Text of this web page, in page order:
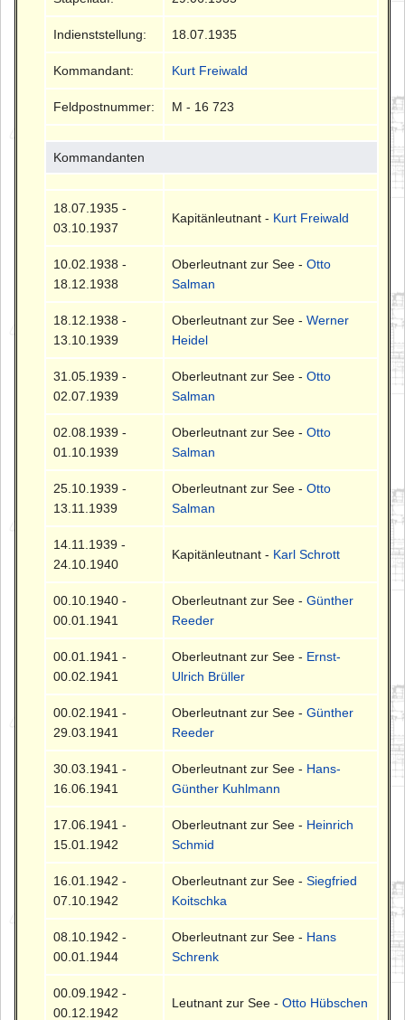
Indienststellung: 18.07.1935
Kommandant: Kurt Freiwald
Feldpostnummer: M - 16 723
Kommandanten
18.07.1935 -
03.10.1937
Kapitänleutnant - Kurt Freiwald
10.02.1938 -
18.12.1938
Oberleutnant zur See -Otto
Salman
18.12.1938 -
13.10.1939
Oberleutnant zur See -Werner
Heidel
31.05.1939 -
02.07.1939
Oberleutnant zur See -Otto
Salman
02.08.1939 -
01.10.1939
Oberleutnant zur See -Otto
Salman
25.10.1939 -
13.11.1939
Oberleutnant zur See -Otto
Salman
14.11.1939 -
24.10.1940
Kapitänleutnant - Karl Schrott
00.10.1940 -
00.01.1941
Oberleutnant zur See -Günther
Reeder
00.01.1941 -
00.02.1941
Oberleutnant zur See - Ernst-
Ulrich Brüller
00.02.1941 -
29.03.1941
Oberleutnant zur See -Günther
Reeder
30.03.1941 -
16.06.1941
Oberleutnant zur See - Hans-
Günther Kuhlmann
17.06.1941 -
15.01.1942
Oberleutnant zur See - Heinrich
Schmid
16.01.1942 -
07.10.1942
Oberleutnant zur See -Siegfried
Koitschka
08.10.1942 -
00.01.1944
Oberleutnant zur See - Hans
Schrenk
00.09.1942 -
00.12.1942
Leutnant zur See -Otto Hübschen